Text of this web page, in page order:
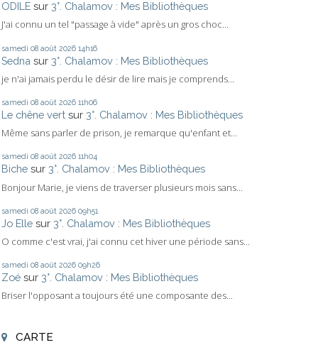
ODILE sur 3°. Chalamov : Mes Bibliothèques
J'ai connu un tel "passage à vide" après un gros choc...
samedi 08 août 2026 14h16
Sedna sur 3°. Chalamov : Mes Bibliothèques
je n'ai jamais perdu le désir de lire mais je comprends...
samedi 08 août 2026 11h06
Le chêne vert sur 3°. Chalamov : Mes Bibliothèques
Même sans parler de prison, je remarque qu'enfant et...
samedi 08 août 2026 11h04
Biche sur 3°. Chalamov : Mes Bibliothèques
Bonjour Marie, je viens de traverser plusieurs mois sans...
samedi 08 août 2026 09h51
Jo Elle sur 3°. Chalamov : Mes Bibliothèques
O comme c'est vrai, j'ai connu cet hiver une période sans...
samedi 08 août 2026 09h26
Zoé sur 3°. Chalamov : Mes Bibliothèques
Briser l'opposant a toujours été une composante des...
CARTE